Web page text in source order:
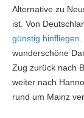
Alternative zu
ist. Von
günstig hinfliegen
wunderschöne
Zug zurück nach
weiter nach
rund um Mainz